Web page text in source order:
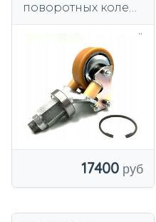
поворотных колес
17400